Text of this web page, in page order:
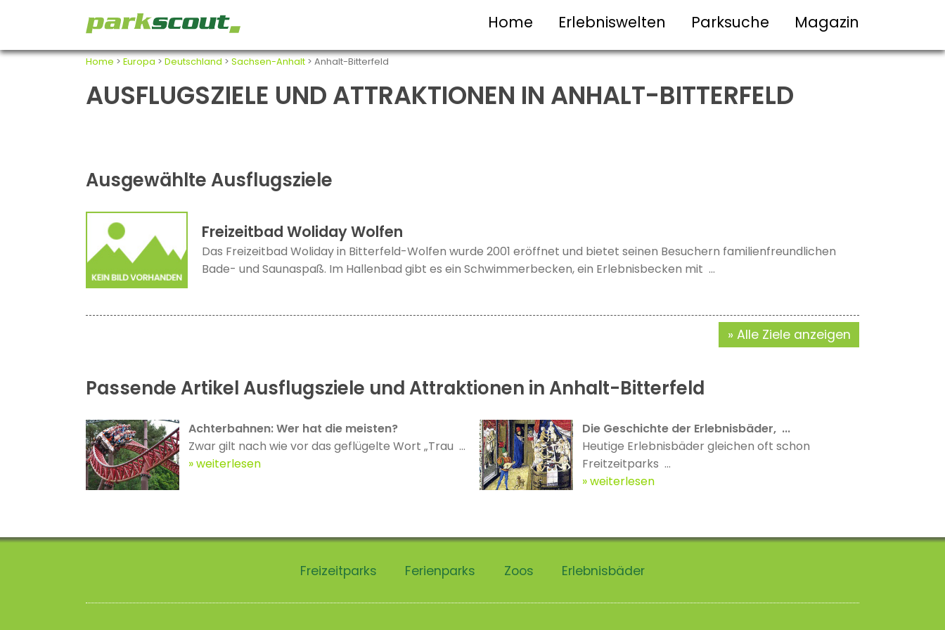
Home Erlebniswelten Parksuche Magazin
Home > Europa > Deutschland > Sachsen-Anhalt > Anhalt-Bitterfeld
AUSFLUGSZIELE UND ATTRAKTIONEN IN ANHALT-BITTERFELD
Ausgewählte Ausflugsziele
Freizeitbad Woliday Wolfen
Das Freizeitbad Woliday in Bitterfeld-Wolfen wurde 2001 eröffnet und bietet seinen Besuchern familienfreundlichen
Bade- und Saunaspaß. Im Hallenbad gibt es ein Schwimmerbecken, ein Erlebnisbecken mit ...
Alle Ziele anzeigen
Passende Artikel Ausflugsziele und Attraktionen in Anhalt-Bitterfeld
Achterbahnen: Wer hat die meisten?
Zwar gilt nach wie vor das geflügelte Wort „Trau ...
weiterlesen
Die Geschichte der Erlebnisbäder, ...
Heutige Erlebnisbäder gleichen oft schon
Freitzeitparks ...
weiterlesen
Freizeitparks Ferienparks Zoos Erlebnisbäder